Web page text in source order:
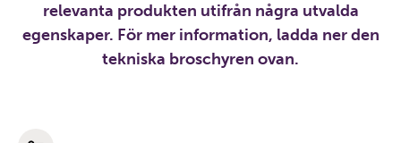
relevanta produkten utifrån några utvalda
egenskaper. För mer information, ladda ner den
tekniska broschyren ovan.